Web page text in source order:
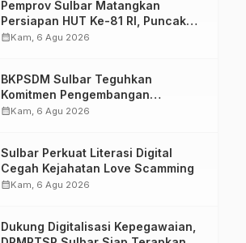
Pemprov Sulbar Matangkan
Persiapan HUT Ke-81 RI, Puncak
Upacara di Lapangan Ahmad
calendar_monthKam, 6 Agu 2026
BKPSDM Sulbar Teguhkan
Komitmen Pengembangan
Kompetensi ASN melalui
calendar_monthKam, 6 Agu 2026
Sulbar Perkuat Literasi Digital
Cegah Kejahatan Love Scamming
calendar_monthKam, 6 Agu 2026
Dukung Digitalisasi Kepegawaian,